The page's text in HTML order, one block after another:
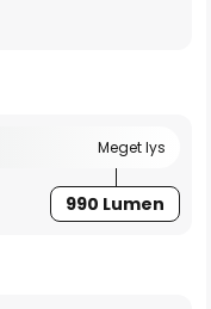
Meget lys
990 Lumen